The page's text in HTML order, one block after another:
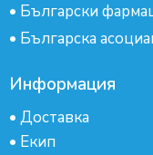
• Български
• Българска
Информация
• Доставка
• Екип